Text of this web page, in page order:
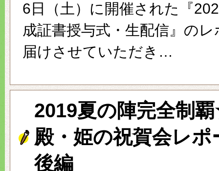
6日（土）に開催された『
成証書授与式・生配信』の
届けさせていただき…
2019夏の陣完全制
殿・姫の祝賀会レポ
後編